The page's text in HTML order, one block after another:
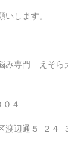
いします。
み専門 えそら
４
渡辺通５-２４